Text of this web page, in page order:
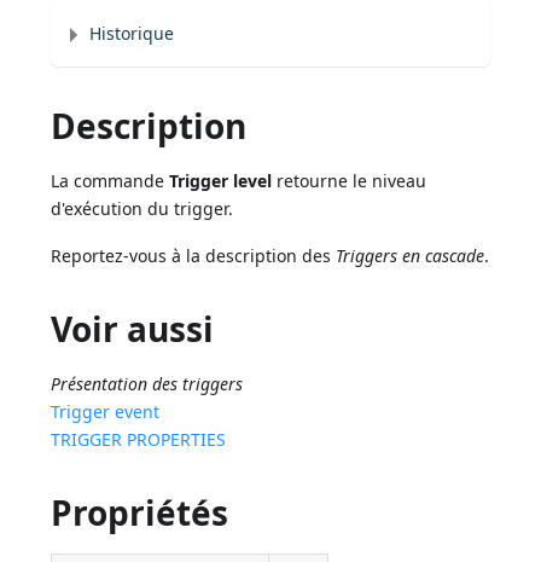
Historique
Description
La commandeTrigger level retourne le niveau
d'exécution du trigger.
Reportez-vous à la description des Triggers en cascade.
Voir aussi
Présentation des triggers
Trigger event
TRIGGER PROPERTIES
Propriétés